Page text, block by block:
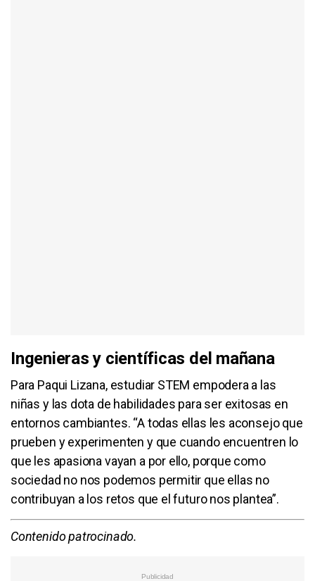
Ingenieras y científicas del mañana
Para Paqui Lizana, estudiar STEM empodera a las
niñas y las dota de habilidades para ser exitosas en
entornos cambiantes. “A todas ellas les aconsejo que
prueben y experimenten y que cuando encuentren lo
que les apasiona vayan a por ello, porque como
sociedad no nos podemos permitir que ellas no
contribuyan a los retos que el futuro nos plantea”.
Contenido patrocinado.